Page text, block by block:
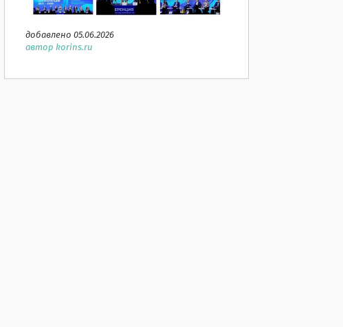
добавлено 05.06.2026
автор korins.ru